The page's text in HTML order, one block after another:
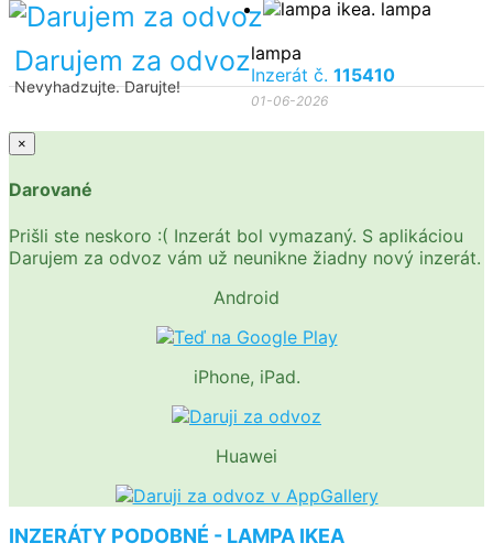
Darujem za odvoz
Nevyhadzujte. Darujte!
lampa
Inzerát č. 115410
01-06-2026
×
Darované
Prišli ste neskoro :( Inzerát bol vymazaný. S aplikáciou
Darujem za odvoz vám už neunikne žiadny nový inzerát.
Android
iPhone, iPad.
Huawei
INZERÁTY PODOBNÉ - LAMPA IKEA